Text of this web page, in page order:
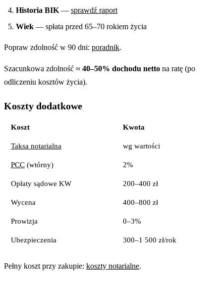
Historia BIK — sprawdź raport
Wiek — spłata przed 65–70 rokiem życia
Popraw zdolność w 90 dni: poradnik.
Szacunkowa zdolność ≈ 40–50% dochodu netto na ratę (po
odliczeniu kosztów życia).
Koszty dodatkowe
Koszt Kwota
Taksa notarialna wg wartości
PCC(wtórny) 2%
Opłaty sądowe KW 200–400 zł
Wycena 400–800 zł
Prowizja 0–3%
Ubezpieczenia 300–1 500 zł/rok
Pełny koszt przy zakupie: koszty notarialne.